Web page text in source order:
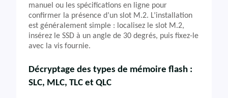
manuel ou les spécifications en ligne pour
confirmer la présence d’un slot M.2. L’installation
est généralement simple : localisez le slot M.2,
insérez le SSD à un angle de 30 degrés, puis fixez-le
avec la vis fournie.
Décryptage des types de mémoire flash :
SLC, MLC, TLC et QLC